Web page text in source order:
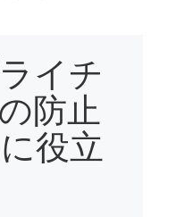
イチ
防止
役立